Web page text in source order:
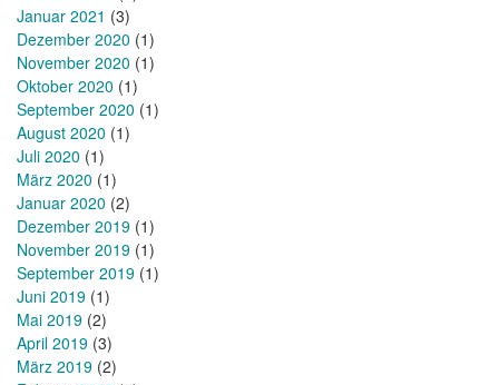
Januar 2021 (3)
Dezember 2020 (1)
November 2020 (1)
Oktober 2020 (1)
September 2020 (1)
August 2020 (1)
Juli 2020 (1)
März 2020 (1)
Januar 2020 (2)
Dezember 2019 (1)
November 2019 (1)
September 2019 (1)
Juni 2019 (1)
Mai 2019 (2)
April 2019 (3)
März 2019 (2)